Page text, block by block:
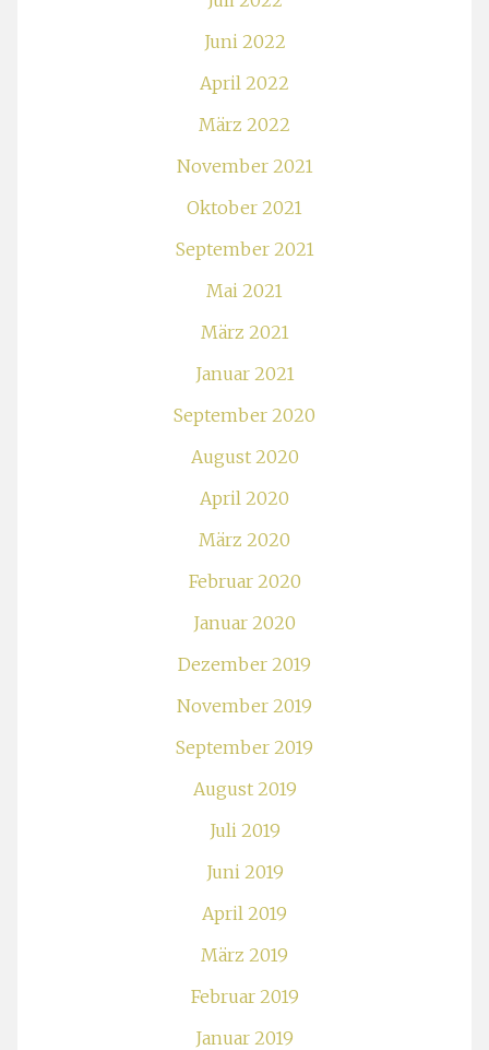
Juni 2022
April 2022
März 2022
November 2021
Oktober 2021
September 2021
Mai 2021
März 2021
Januar 2021
September 2020
August 2020
April 2020
März 2020
Februar 2020
Januar 2020
Dezember 2019
November 2019
September 2019
August 2019
Juli 2019
Juni 2019
April 2019
März 2019
Februar 2019
Januar 2019